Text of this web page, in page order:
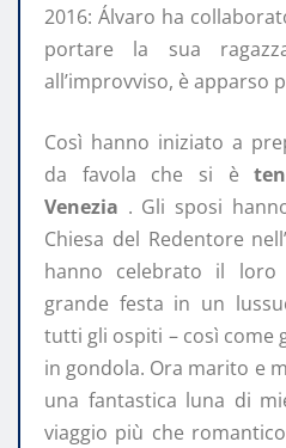
2016: Álvaro ha
portare la sua
all’improvviso, è apparso
Così hanno iniziato a
da favola che si è
Venezia . Gli sposi
Chiesa del Redentore
hanno celebrato il
grande festa in un
tutti gli ospiti – così come
in gondola. Ora marito e
una fantastica luna di
viaggio più che